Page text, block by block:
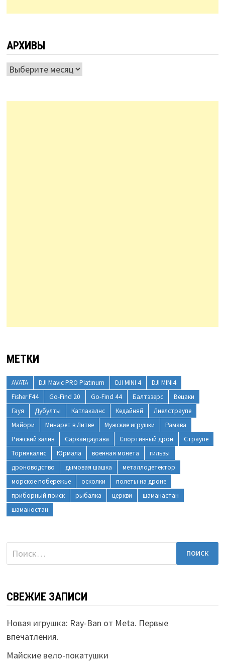
АРХИВЫ
Архивы
МЕТКИ
AVATA DJI Mavic PRO Platinum DJI MINI 4
DJI MINI4
Fisher F44
Go-Find 20 Go-Find 44 Балтэзерс
Вецаки
Гауя
Дубулты Катлакалнс Кедайняй
Лиелстраупе
Майори
Минарет в Литве Мужские игрушки
Рамава
Рижский залив
Саркандаугава Спортивный дрон
Страупе
Торнякалнс
Юрмала военная монета
гильзы
дроноводство
дымовая шашка
металлодетектор
морское побережье
осколки
полеты на дроне
приборный поиск
рыбалка церкви
шаманастан
шаманостан
Найти:
СВЕЖИЕ ЗАПИСИ
Новая игрушка: Ray-Ban от Meta. Первые
впечатления.
Майские вело-покатушки